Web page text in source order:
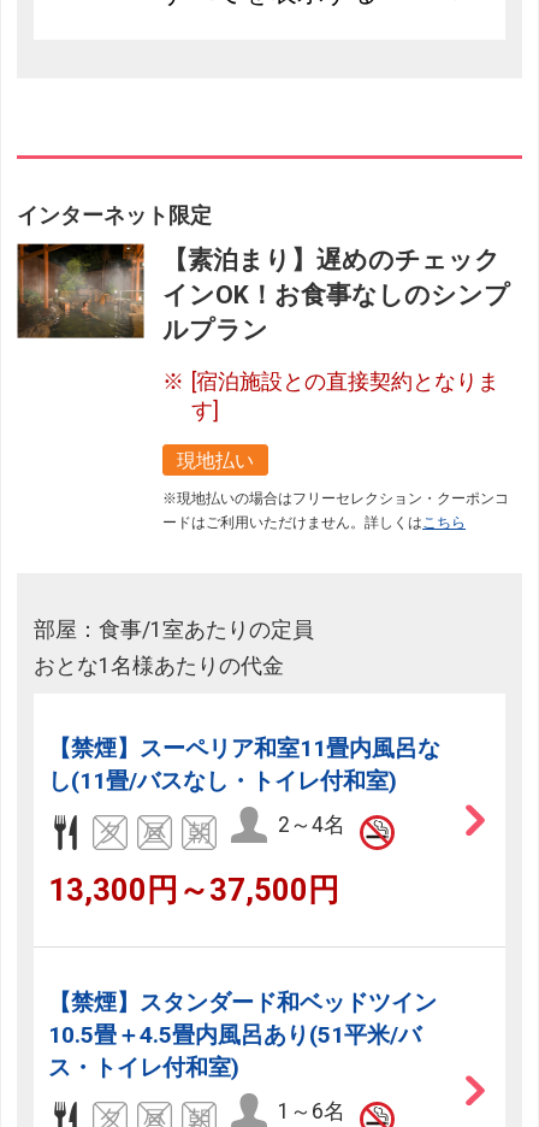
インターネット限定
【素泊まり】遅めのチェック
インOK！お食事なしのシンプ
ルプラン
[宿泊施設との直接契約となりま
す]
現地払い
※現地払いの場合はフリーセレクション・クーポンコ
ードはご利用いただけません。詳しくはこちら
部屋：食事/1室あたりの定員
おとな1名様あたりの代金
【禁煙】スーペリア和室11畳内風呂な
し(11畳/バスなし・トイレ付和室)
2～4名
13,300円～37,500円
【禁煙】スタンダード和ベッドツイン
10.5畳＋4.5畳内風呂あり(51平米/バ
ス・トイレ付和室)
1～6名